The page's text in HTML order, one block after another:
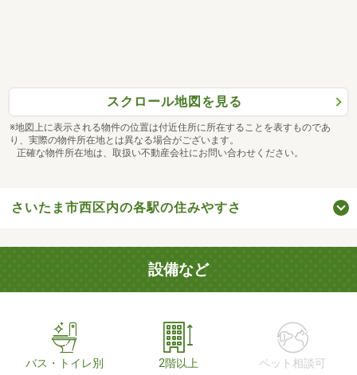
スクロール地図を見る
※地図上に表示される物件の位置は付近住所に所在することを表すものであ
り、実際の物件所在地とは異なる場合がございます。
正確な物件所在地は、取扱い不動産会社にお問い合わせください。
さいたま市西区内の各駅の住みやすさ
設備など
バス・トイレ別 2階以上 ペット相談可